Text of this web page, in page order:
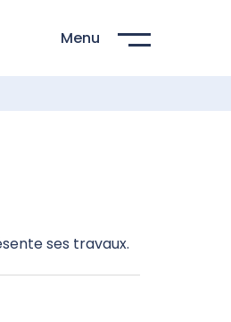
Menu
ses travaux.